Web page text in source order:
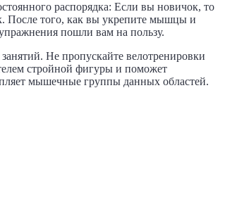
распорядка: Если вы новичок, то
После того, как вы укрепите мышцы и
пошли вам на пользу.
Не пропускайте велотренировки
стройной фигуры и поможет
мышечные группы данных областей.